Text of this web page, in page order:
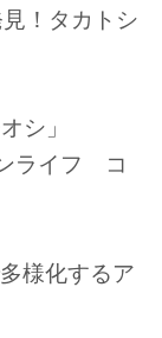
！タカトシ
シ」
イフ コ
様化するア